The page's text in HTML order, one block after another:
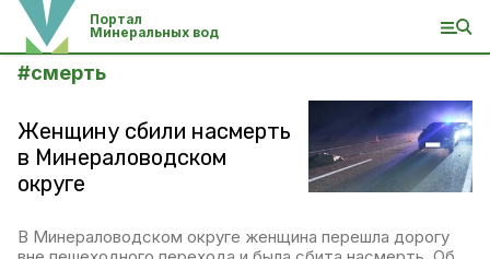
Портал
Минеральных вод
#смерть
Женщину сбили насмерть
в Минераловодском
округе
В Минераловодском округе женщина перешла дорогу